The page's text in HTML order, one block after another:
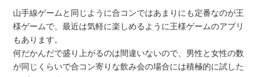
山手線ゲームと同じように合コンではあまりにも定番なのが王
様ゲームで、最近は気軽に楽しめるように王様ゲームのアプリ
もあります。
何だかんだで盛り上がるのは間違いないので、男性と女性の数
が同じくらいで合コン寄りな飲み会の場合には積極的に試した